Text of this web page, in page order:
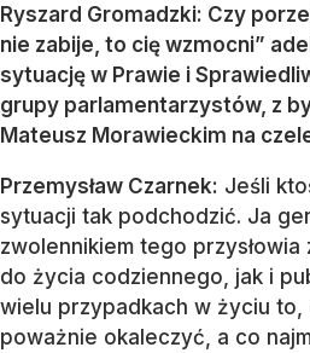
Ryszard Gromadzki: Czy
nie zabije, to cię wzmocni”
sytuację w Prawie i
grupy parlamentarzystów, z
Mateusz Morawieckim na
Przemysław Czarnek: Jeśli
sytuacji tak podchodzić. Ja
zwolennikiem tego
do życia codziennego, jak i
wielu przypadkach w życiu to,
poważnie okaleczyć, a co